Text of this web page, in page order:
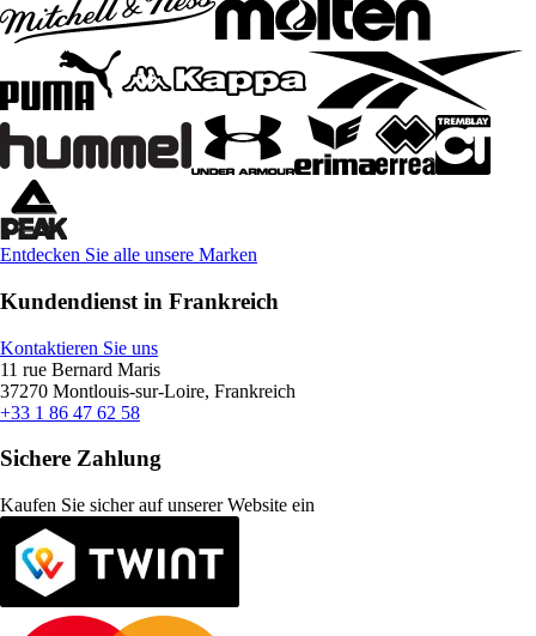
Entdecken Sie alle unsere Marken
Kundendienst in Frankreich
Kontaktieren Sie uns
11 rue Bernard Maris
37270 Montlouis-sur-Loire, Frankreich
+33 1 86 47 62 58
Sichere Zahlung
Kaufen Sie sicher auf unserer Website ein